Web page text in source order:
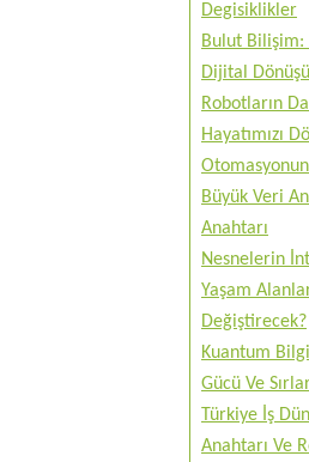
Degisiklikler
Bulut
Dijital
Robotların
Hayatımızı
Büyük Veri
Anahtarı
Nesnelerin
Yaşam
Değiştirecek?
Kuantum
Gücü Ve
Türkiye İş
Anahtarı Ve